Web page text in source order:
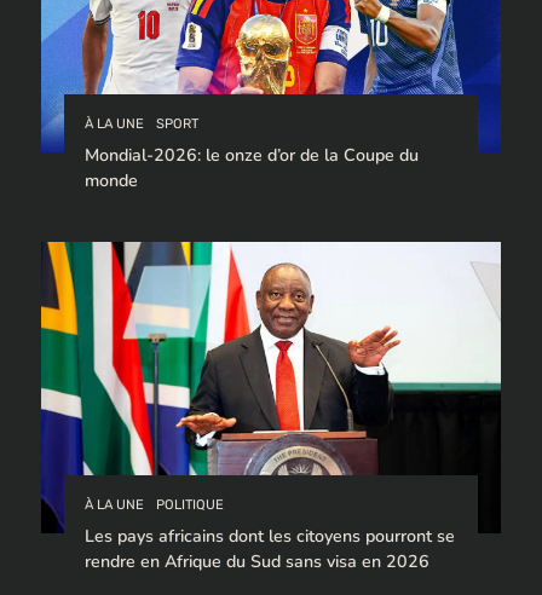
À LA UNE SPORT
Mondial-2026: le onze d’or de la Coupe du
monde
À LA UNE POLITIQUE
Les pays africains dont les citoyens pourront se
rendre en Afrique du Sud sans visa en 2026